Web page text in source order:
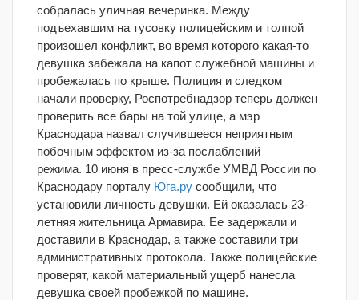
собралась уличная вечеринка. Между
подъехавшим на тусовку полицейским и толпой
произошел конфликт, во время которого какая-то
девушка забежала на капот служебной машины и
пробежалась по крыше. Полиция и следком
начали проверку, Роспотребнадзор теперь должен
проверить все бары на той улице, а мэр
Краснодара назвал случившееся неприятным
побочным эффектом из-за послаблений
режима. 10 июня в пресс-службе УМВД России по
Краснодару порталу Юга.ру сообщили, что
установили личность девушки. Ей оказалась 23-
летняя жительница Армавира. Ее задержали и
доставили в Краснодар, а также составили три
административных протокола. Также полицейские
проверят, какой материальный ущерб нанесла
девушка своей пробежкой по машине.